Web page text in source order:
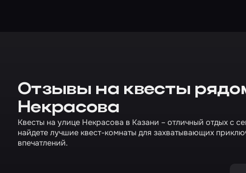
Отзывы на квесты
Некрасова
Квесты на улице Некрасова в Казани – отличный отдых с
найдете лучшие квест-комнаты для захватывающих
впечатлений.